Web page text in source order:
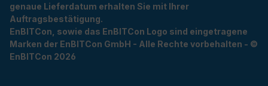
genaue Lieferdatum erhalten Sie mit Ihrer
Auftragsbestätigung.
EnBITCon, sowie das EnBITCon Logo sind eingetragene
Marken der EnBITCon GmbH - Alle Rechte vorbehalten - ©
EnBITCon 2026